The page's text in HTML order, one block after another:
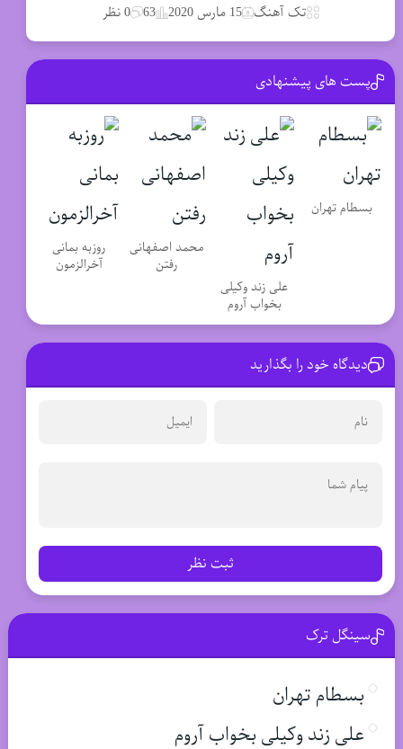
تک آهنگ 15 مارس 2020 63 0 نظر
پست های پیشنهادی
بسطام تهران
علی زند وکیلی
بخواب آروم
محمد اصفهانی
رفتن
روزبه بمانی
آخرالزمون
دیدگاه خود را بگذارید
ثبت نظر
سینگل ترک
بسطام تهران
علی زند وکیلی بخواب آروم